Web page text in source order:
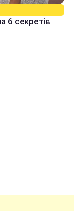
6 секретів